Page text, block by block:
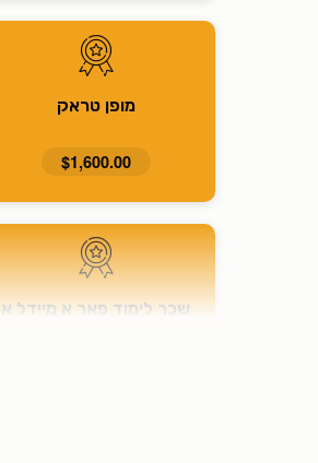
מופן טראק
$1,600.00
שכר לימוד פאר א מיידל א